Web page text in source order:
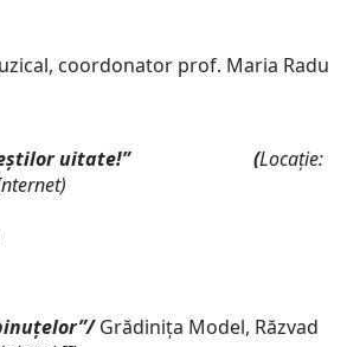
coordonator prof. Maria Radu
uitate!” (Locație:
Grădinița Model, Răzvad